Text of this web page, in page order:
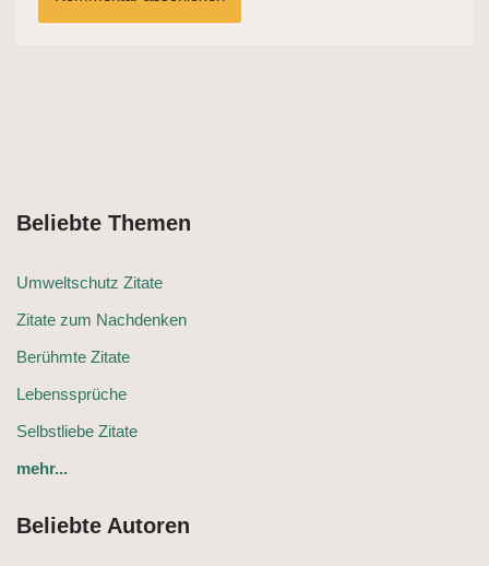
Beliebte Themen
Umweltschutz Zitate
Zitate zum Nachdenken
Berühmte Zitate
Lebenssprüche
Selbstliebe Zitate
mehr...
Beliebte Autoren